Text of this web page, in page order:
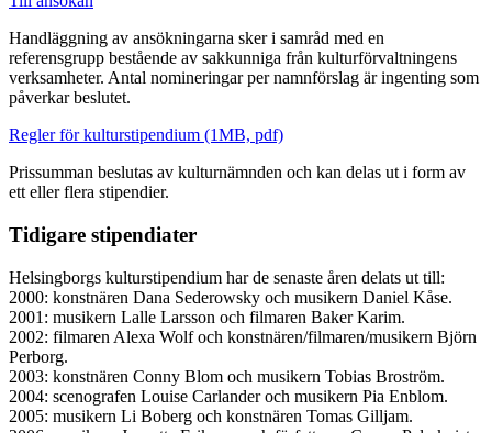
Handläggning av ansökningarna sker i samråd med en
referensgrupp bestående av sakkunniga från kulturförvaltningens
verksamheter. Antal nomineringar per namnförslag är ingenting som
påverkar beslutet.
Regler för kulturstipendium (1MB, pdf)
Prissumman beslutas av kulturnämnden och kan delas ut i form av
ett eller flera stipendier.
Tidigare stipendiater
Helsingborgs kulturstipendium har de senaste åren delats ut till:
2000: konstnären Dana Sederowsky och musikern Daniel Kåse.
2001: musikern Lalle Larsson och filmaren Baker Karim.
2002: filmaren Alexa Wolf och konstnären/filmaren/musikern Björn
Perborg.
2003: konstnären Conny Blom och musikern Tobias Broström.
2004: scenografen Louise Carlander och musikern Pia Enblom.
2005: musikern Li Boberg och konstnären Tomas Gilljam.